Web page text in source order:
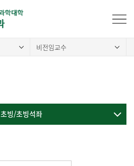
비전임교수
초빙/초빙석좌